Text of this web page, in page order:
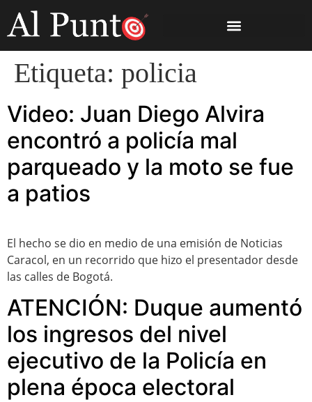
Etiqueta: policia
Video: Juan Diego Alvira
encontró a policía mal
parqueado y la moto se fue
a patios
El hecho se dio en medio de una emisión de Noticias
Caracol, en un recorrido que hizo el presentador desde
las calles de Bogotá.
ATENCIÓN: Duque aumentó
los ingresos del nivel
ejecutivo de la Policía en
plena época electoral